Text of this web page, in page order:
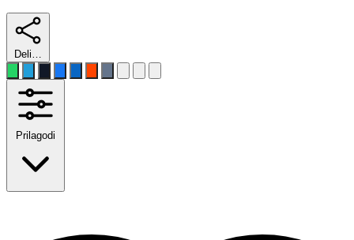
Deli…
Prilagodi